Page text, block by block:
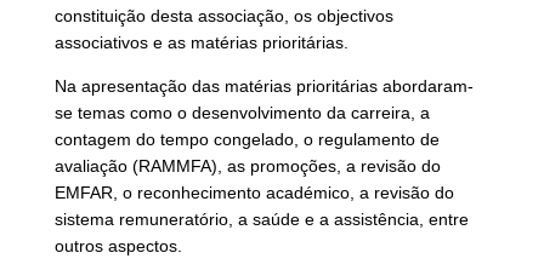
constituição desta associação, os objectivos
associativos e as matérias prioritárias.
Na apresentação das matérias prioritárias abordaram-
se temas como o desenvolvimento da carreira, a
contagem do tempo congelado, o regulamento de
avaliação (RAMMFA), as promoções, a revisão do
EMFAR, o reconhecimento académico, a revisão do
sistema remuneratório, a saúde e a assistência, entre
outros aspectos.